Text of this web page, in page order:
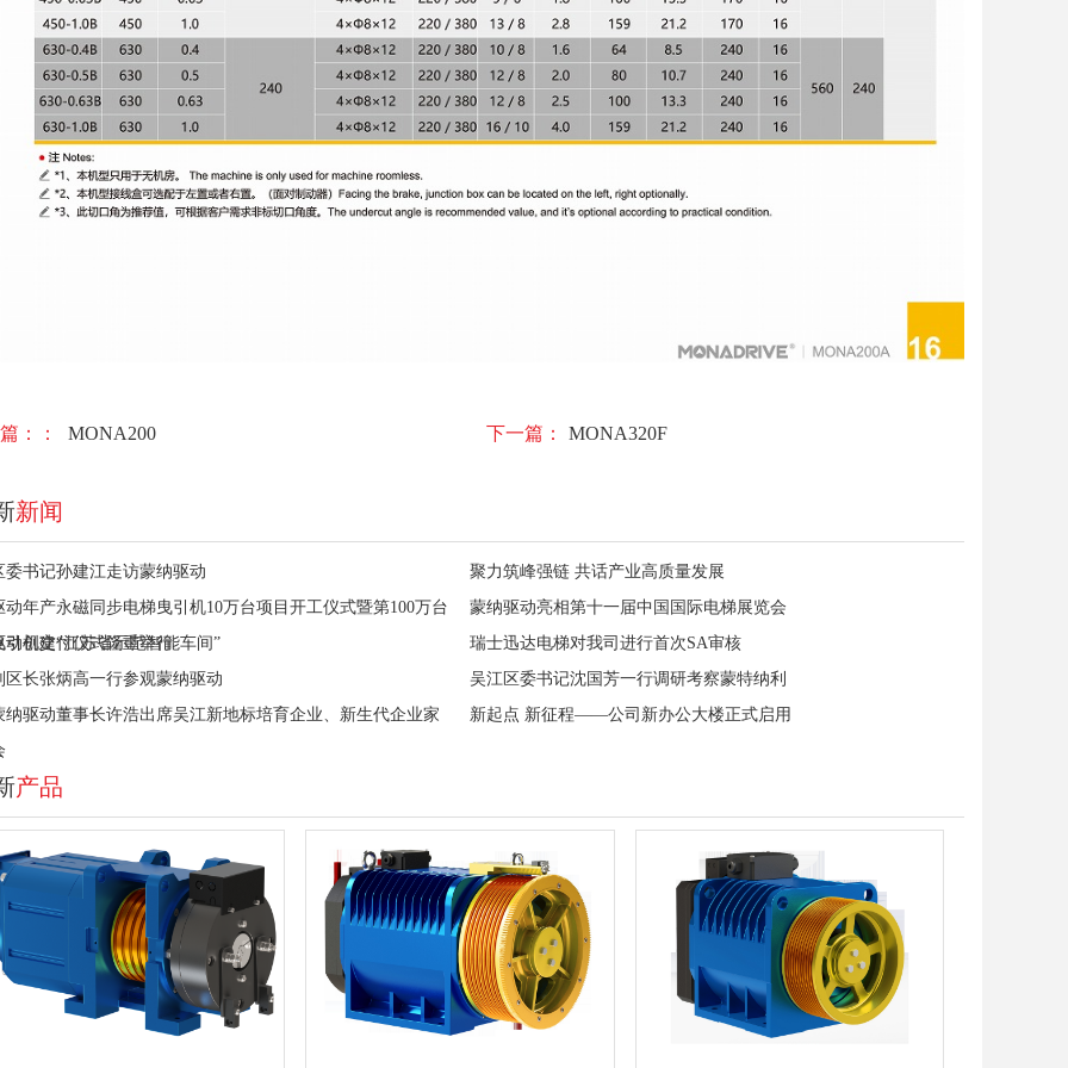
：： MONA200 下一篇： MONA320F
新闻
委书记孙建江走访蒙纳驱动
聚力筑峰强链 共话产业高质量发展
动年产永磁同步电梯曳引机10万台项目开工仪式暨第100万台
引机交付仪式隆重举行
蒙纳驱动亮相第十一届中国国际电梯展览会
动创建“江苏省示范智能车间”
瑞士迅达电梯对我司进行首次SA审核
区长张炳高一行参观蒙纳驱动
吴江区委书记沈国芳一行调研考察蒙特纳利
纳驱动董事长许浩出席吴江新地标培育企业、新生代企业家
新起点 新征程——公司新办公大楼正式启用
产品